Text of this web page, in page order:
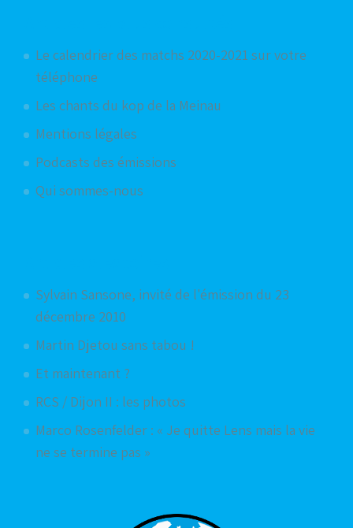
Le calendrier des matchs 2020-2021 sur votre
téléphone
Les chants du kop de la Meinau
Mentions légales
Podcasts des émissions
Qui sommes-nous
Sylvain Sansone, invité de l'émission du 23
décembre 2010
Martin Djetou sans tabou !
Et maintenant ?
RCS / Dijon II : les photos
Marco Rosenfelder : « Je quitte Lens mais la vie
ne se termine pas »